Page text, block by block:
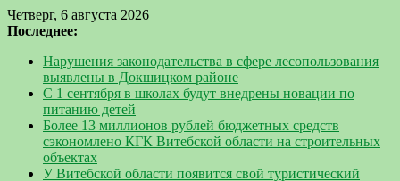
Четверг, 6 августа 2026
Последнее:
Нарушения законодательства в сфере лесопользования
выявлены в Докшицком районе
С 1 сентября в школах будут внедрены новации по
питанию детей
Более 13 миллионов рублей бюджетных средств
сэкономлено КГК Витебской области на строительных
объектах
У Витебской области появится свой туристический